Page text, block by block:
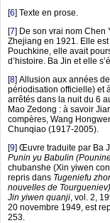
[6] Texte en prose.
[7] De son vrai nom Chen
Zhejiang en 1921. Elle
Pouchkine, elle avait
d’histoire. Ba Jin et elle
[8] Allusion aux années
périodisation officielle) et
arrêtés dans la nuit du 6
Mao Zedong : à savoir
compères, Wang
Chunqiao (1917-2005).
[9] Œuvre traduite par Ba
Punin yu Babulin
chubanshe (Xin yiwen
repris dans Tugeniefu
nouvelles de Tourgueniev)
Jin yiwen quanji, vol. 2,
20 novembre 1949, est
253.